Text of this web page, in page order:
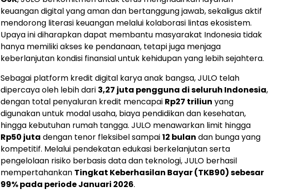
keuangan digital yang aman dan bertanggung jawab, sekaligus aktif
mendorong literasi keuangan melalui kolaborasi lintas ekosistem.
Upaya ini diharapkan dapat membantu masyarakat Indonesia tidak
hanya memiliki akses ke pendanaan, tetapi juga menjaga
keberlanjutan kondisi finansial untuk kehidupan yang lebih sejahtera.
Sebagai platform kredit digital karya anak bangsa, JULO telah
dipercaya oleh lebih dari 3,27 juta pengguna di seluruh Indonesia,
dengan total penyaluran kredit mencapai Rp27 triliun yang
digunakan untuk modal usaha, biaya pendidikan dan kesehatan,
hingga kebutuhan rumah tangga. JULO menawarkan limit hingga
Rp50 juta dengan tenor fleksibel sampai12 bulan dan bunga yang
kompetitif. Melalui pendekatan edukasi berkelanjutan serta
pengelolaan risiko berbasis data dan teknologi, JULO berhasil
mempertahankan Tingkat Keberhasilan Bayar (TKB90) sebesar
99% pada periode Januari 2026.